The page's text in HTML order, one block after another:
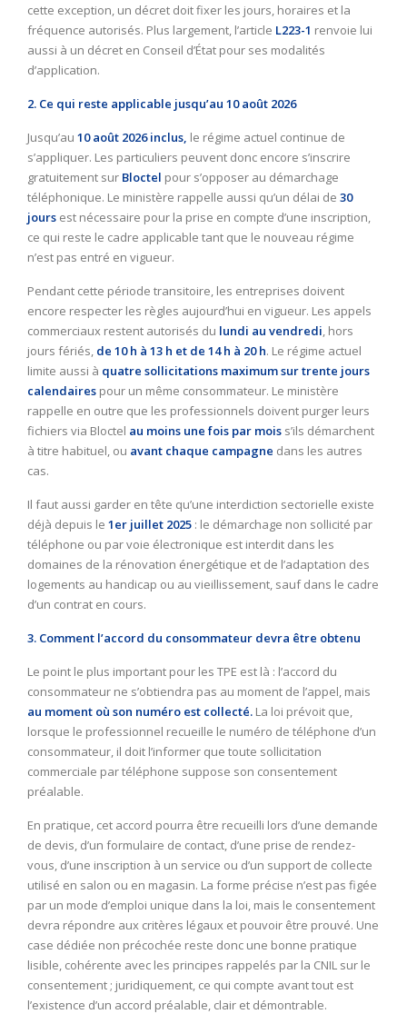
cette exception, un décret doit fixer les jours, horaires et la
fréquence autorisés. Plus largement, l’article L223-1 renvoie lui
aussi à un décret en Conseil d’État pour ses modalités
d’application.
2. Ce qui reste applicable jusqu’au 10 août 2026
Jusqu’au 10 août 2026 inclus, le régime actuel continue de
s’appliquer. Les particuliers peuvent donc encore s’inscrire
gratuitement sur Bloctel pour s’opposer au démarchage
téléphonique. Le ministère rappelle aussi qu’un délai de 30
jours est nécessaire pour la prise en compte d’une inscription,
ce qui reste le cadre applicable tant que le nouveau régime
n’est pas entré en vigueur.
Pendant cette période transitoire, les entreprises doivent
encore respecter les règles aujourd’hui en vigueur. Les appels
commerciaux restent autorisés du lundi au vendredi, hors
jours fériés, de 10 h à 13 h et de 14 h à 20 h. Le régime actuel
limite aussi à quatre sollicitations maximum sur trente jours
calendaires pour un même consommateur. Le ministère
rappelle en outre que les professionnels doivent purger leurs
fichiers via Bloctel au moins une fois par mois s’ils démarchent
à titre habituel, ou avant chaque campagne dans les autres
cas.
Il faut aussi garder en tête qu’une interdiction sectorielle existe
déjà depuis le 1er juillet 2025 : le démarchage non sollicité par
téléphone ou par voie électronique est interdit dans les
domaines de la rénovation énergétique et de l’adaptation des
logements au handicap ou au vieillissement, sauf dans le cadre
d’un contrat en cours.
3. Comment l’accord du consommateur devra être obtenu
Le point le plus important pour les TPE est là : l’accord du
consommateur ne s’obtiendra pas au moment de l’appel, mais
au moment où son numéro est collecté. La loi prévoit que,
lorsque le professionnel recueille le numéro de téléphone d’un
consommateur, il doit l’informer que toute sollicitation
commerciale par téléphone suppose son consentement
préalable.
En pratique, cet accord pourra être recueilli lors d’une demande
de devis, d’un formulaire de contact, d’une prise de rendez-
vous, d’une inscription à un service ou d’un support de collecte
utilisé en salon ou en magasin. La forme précise n’est pas figée
par un mode d’emploi unique dans la loi, mais le consentement
devra répondre aux critères légaux et pouvoir être prouvé. Une
case dédiée non précochée reste donc une bonne pratique
lisible, cohérente avec les principes rappelés par la CNIL sur le
consentement ; juridiquement, ce qui compte avant tout est
l’existence d’un accord préalable, clair et démontrable.